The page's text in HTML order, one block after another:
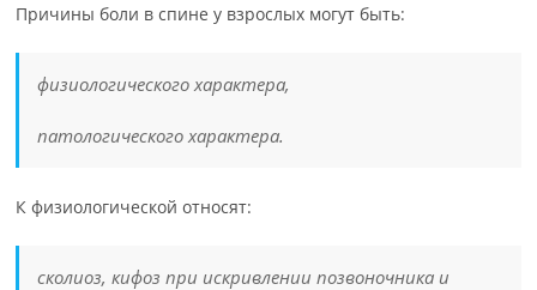
Причины боли в спине у взрослых могут быть:
физиологического характера,
патологического характера.
К физиологической относят:
сколиоз, кифоз при искривлении позвоночника и